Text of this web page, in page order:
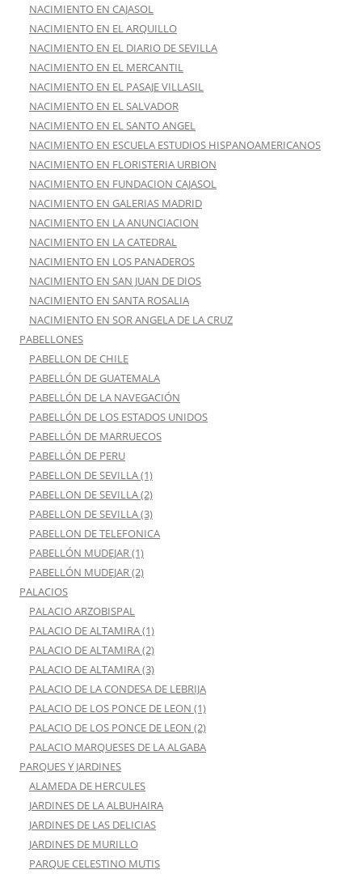
NACIMIENTO EN CAJASOL
NACIMIENTO EN EL ARQUILLO
NACIMIENTO EN EL DIARIO DE SEVILLA
NACIMIENTO EN EL MERCANTIL
NACIMIENTO EN EL PASAJE VILLASIL
NACIMIENTO EN EL SALVADOR
NACIMIENTO EN EL SANTO ANGEL
NACIMIENTO EN ESCUELA ESTUDIOS HISPANOAMERICANOS
NACIMIENTO EN FLORISTERIA URBION
NACIMIENTO EN FUNDACION CAJASOL
NACIMIENTO EN GALERIAS MADRID
NACIMIENTO EN LA ANUNCIACION
NACIMIENTO EN LA CATEDRAL
NACIMIENTO EN LOS PANADEROS
NACIMIENTO EN SAN JUAN DE DIOS
NACIMIENTO EN SANTA ROSALIA
NACIMIENTO EN SOR ANGELA DE LA CRUZ
PABELLONES
PABELLON DE CHILE
PABELLÓN DE GUATEMALA
PABELLÓN DE LA NAVEGACIÓN
PABELLÓN DE LOS ESTADOS UNIDOS
PABELLÓN DE MARRUECOS
PABELLÓN DE PERU
PABELLON DE SEVILLA (1)
PABELLON DE SEVILLA (2)
PABELLON DE SEVILLA (3)
PABELLON DE TELEFONICA
PABELLÓN MUDEJAR (1)
PABELLÓN MUDEJAR (2)
PALACIOS
PALACIO ARZOBISPAL
PALACIO DE ALTAMIRA (1)
PALACIO DE ALTAMIRA (2)
PALACIO DE ALTAMIRA (3)
PALACIO DE LA CONDESA DE LEBRIJA
PALACIO DE LOS PONCE DE LEON (1)
PALACIO DE LOS PONCE DE LEON (2)
PALACIO MARQUESES DE LA ALGABA
PARQUES Y JARDINES
ALAMEDA DE HERCULES
JARDINES DE LA ALBUHAIRA
JARDINES DE LAS DELICIAS
JARDINES DE MURILLO
PARQUE CELESTINO MUTIS